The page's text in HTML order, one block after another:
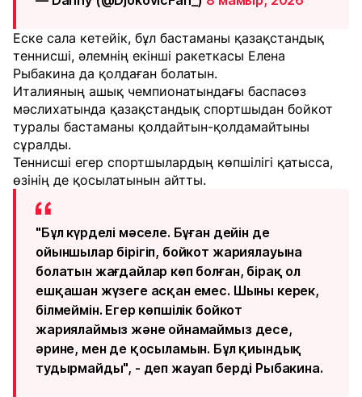
Еске сала кетейік, бұл бастаманы қазақстандық
теннисші, әлемнің екінші ракеткасы Елена
Рыбакина да қолдаған болатын.
Италияның ашық чемпионатындағы баспасөз
мәслихатында қазақстандық спортшыдан бойкот
туралы бастаманы қолдайтын-қолдамайтыны
сұралды.
Теннисші егер спортшылардың көпшілігі қатысса,
өзінің де қосылатынын айтты.
"Бұл күрделі мәселе. Бұған дейін де
ойыншылар бірігіп, бойкот жариялауына
болатын жағдайлар көп болған, бірақ ол
ешқашан жүзеге асқан емес. Шыны керек,
білмеймін. Егер көпшілік бойкот
жариялаймыз және ойнамаймыз десе,
әрине, мен де қосыламын. Бұл қиындық
тудырмайды", - деп жауап берді Рыбакина.